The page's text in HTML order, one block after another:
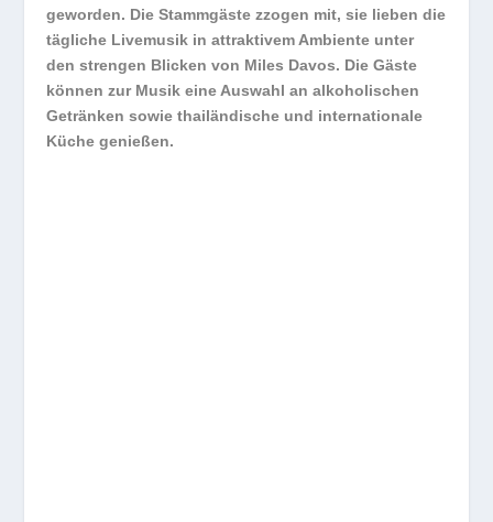
geworden. Die Stammgäste zzogen mit, sie lieben die
tägliche Livemusik in attraktivem Ambiente unter
den strengen Blicken von Miles Davos. Die Gäste
können zur Musik eine Auswahl an alkoholischen
Getränken sowie thailändische und internationale
Küche genießen.